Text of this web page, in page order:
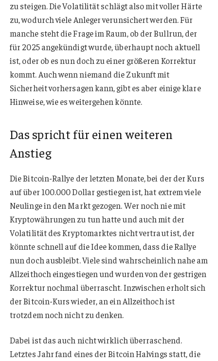
zu steigen. Die Volatilität schlägt also mit voller Härte
zu, wodurch viele Anleger verunsichert werden. Für
manche steht die Frage im Raum, ob der Bullrun, der
für 2025 angekündigt wurde, überhaupt noch aktuell
ist, oder ob es nun doch zu einer größeren Korrektur
kommt. Auch wenn niemand die Zukunft mit
Sicherheit vorhersagen kann, gibt es aber einige klare
Hinweise, wie es weitergehen könnte.
Das spricht für einen weiteren
Anstieg
Die Bitcoin-Rallye der letzten Monate, bei der der Kurs
auf über 100.000 Dollar gestiegen ist, hat extrem viele
Neulinge in den Markt gezogen. Wer noch nie mit
Kryptowährungen zu tun hatte und auch mit der
Volatilität des Kryptomarktes nicht vertraut ist, der
könnte schnell auf die Idee kommen, dass die Rallye
nun doch ausbleibt. Viele sind wahrscheinlich nahe am
Allzeithoch eingestiegen und wurden von der gestrigen
Korrektur nochmal überrascht. Inzwischen erholt sich
der Bitcoin-Kurs wieder, an ein Allzeithoch ist
trotzdem noch nicht zu denken.
Dabei ist das auch nicht wirklich überraschend.
Letztes Jahr fand eines der Bitcoin Halvings statt, die